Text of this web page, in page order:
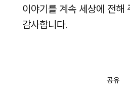
이야기를 계속 세상에 전해
감사합니다.
공유